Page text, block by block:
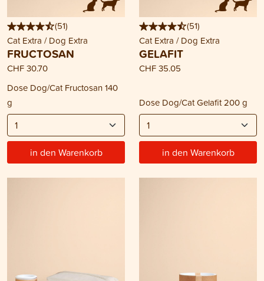
(51)
Cat Extra / Dog Extra
FRUCTOSAN
CHF 30.70
Dose Dog/Cat Fructosan 140
g
in den Warenkorb
(51)
Cat Extra / Dog Extra
GELAFIT
CHF 35.05
Dose Dog/Cat Gelafit 200 g
in den Warenkorb